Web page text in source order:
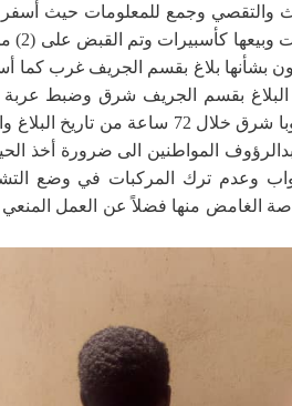
والتقصي وجمع للمعلومات حيث
العثور على ورشة
بلاغ بقسم الجريف غرب كما
بعد (24) ساعة من تاريخ البلاغ بقسم الجريف شرق
كاب بكامل هيئتها مدون بشأنها بلاغ تحت المادة 174 بقسم سوبا شرق خلال
عبدالرؤوف المواطنين الى ضرورة أخذ
وعدم ترك المركبات في وضع
الغامض منها فضلاً عن العمل